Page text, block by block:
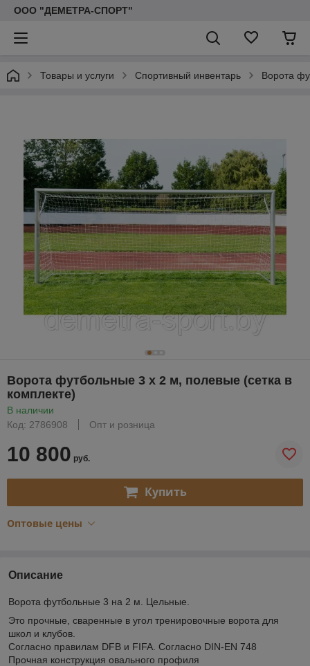
ООО "ДЕМЕТРА-СПОРТ"
Товары и услуги Спортивный инвентарь Ворота
Ворота футбольные 3 x 2 м, полевые (сетка в
комплекте)
В наличии
Код: 2786908
Опт и розница
10 800 руб.
Купить
Оптовые цены
Описание
Ворота футбольные 3 на 2 м. Цельные.
Это прочные, сваренные в угол тренировочные ворота для
школ и клубов.
Согласно правилам DFB и FIFA. Согласно DIN-EN 748
Прочная конструкция овального профиля